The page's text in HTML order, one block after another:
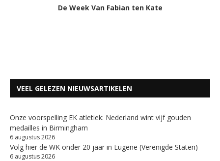
De Week Van Fabian ten Kate
VEEL GELEZEN NIEUWSARTIKELEN
Onze voorspelling EK atletiek: Nederland wint vijf gouden
medailles in Birmingham
6 augustus 2026
Volg hier de WK onder 20 jaar in Eugene (Verenigde Staten)
6 augustus 2026